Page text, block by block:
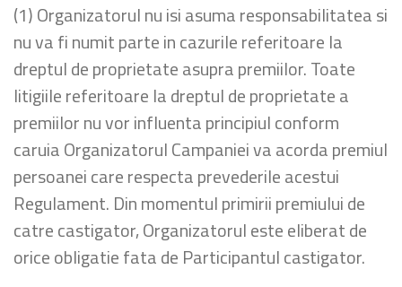
(1) Organizatorul nu isi asuma responsabilitatea si
nu va fi numit parte in cazurile referitoare la
dreptul de proprietate asupra premiilor. Toate
litigiile referitoare la dreptul de proprietate a
premiilor nu vor influenta principiul conform
caruia Organizatorul Campaniei va acorda premiul
persoanei care respecta prevederile acestui
Regulament. Din momentul primirii premiului de
catre castigator, Organizatorul este eliberat de
orice obligatie fata de Participantul castigator.